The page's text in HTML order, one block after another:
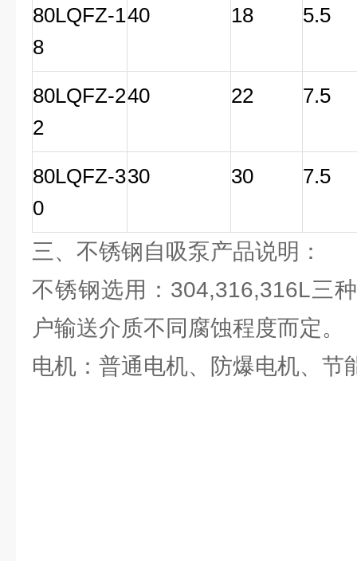
80LQFZ-1
8
40 18 5.5
80LQFZ-2
2
40 22 7.5
80LQFZ-3
0
30 30 7.5
三、不锈钢自吸泵产品说明：
不锈钢选用：304,316,316L三
户输送介质不同腐蚀程度而定。
电机：普通电机、防爆电机、节